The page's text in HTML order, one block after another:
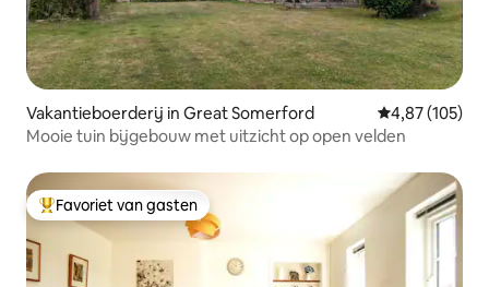
Vakantieboerderij in Great Somerford Gemiddelde
4,87 (105)
Mooie tuin bijgebouw met uitzicht op open velden
Topfavoriet van gasten
Favoriet van gasten